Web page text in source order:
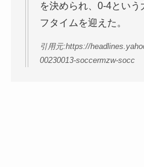
を決められ、0-4とい
フタイムを迎えた。
引用元:https://
00230013-soccermzw-socc